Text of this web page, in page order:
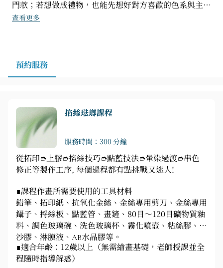
門款；若想做成禮物，也能先想好對方喜歡的色系與主
題，讓作品更有方向，也讓完成後的紀念價值不只停留在
查看更多
預約服務
掐絲琺瑯課程
服務時間：300 分鐘
從拓印➮上膠➮掐絲技巧➮點藍技法➮暈染過渡➮串色
修正等製作工序, 每個過程都有點挑戰又迷人!
∎課程作畫所需要使用的工具材料
鉛筆、拓印紙、抗氧化金絲、金絲專用剪刀、金絲專用
鑷子、捋絲板、點藍管、畫鏟、80目～120目礦物質釉
料、調色玻璃碗、洗色玻璃杯、霧化噴壺、粘絲膠、固
沙膠、淋膜液、AB水晶膠等。
∎適合年齡：12歲以上（無需繪畫基礎，老師授課並全
程隨時指導解惑）